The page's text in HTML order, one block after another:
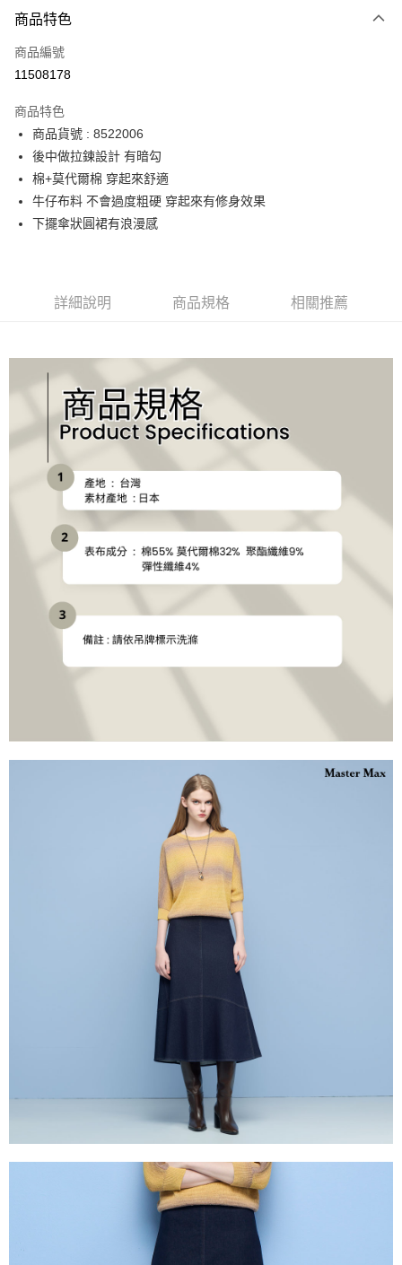
信用卡一次付款
運送方式
宅配
每筆NT$90，滿NT$2,000(含以上)免運費
商品特色
商品編號
11508178
商品特色
商品貨號 : 8522006
後中做拉鍊設計 有暗勾
棉+莫代爾棉 穿起來舒適
牛仔布料 不會過度粗硬 穿起來有修身效果
下擺傘狀圓裙有浪漫感
詳細說明 商品規格 相關推薦